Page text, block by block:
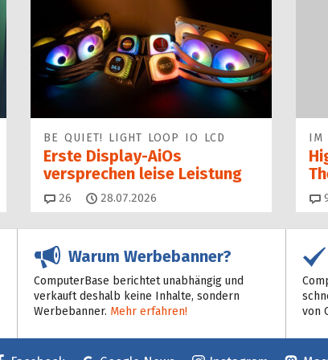
BE QUIET! LIGHT LOOP IO LCD
Erste Display-AiOs
versprechen leise Leistung
26 Kommentare
28.07.2026
IM
Warum Werbebanner?
ComputerBase berichtet unabhängig und
verkauft deshalb keine Inhalte, sondern
Werbebanner. Mehr erfahren!
von